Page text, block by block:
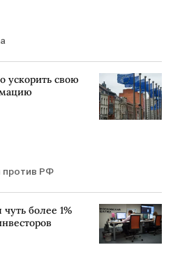
ускорить свою
против РФ
более 1%